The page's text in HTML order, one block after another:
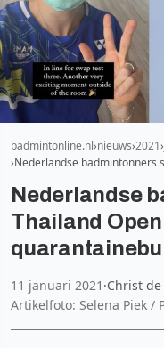
badmintonline.nl nieuws 2021
Nederlandse badmintonners
Nederlandse
Thailand
11 januari 2021 ·Christ de
Artikelfoto: Selena Piek /